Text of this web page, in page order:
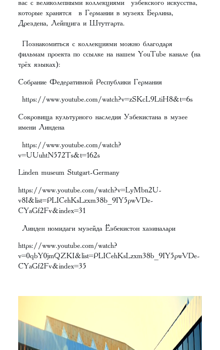
вас с великолепными коллекциями узбекского искусства,
которые хранятся в Германии в музеях Берлина,
Дрездена, Лейпцига и Штутгарта.
Познакомиться с коллекциями можно благодаря
фильмам проекта по ссылке на нашем YouTube канале (на
трёх языках):
Cобрание Федеративной Республики Германия
https://www.youtube.com/watch?v=zSKcL9LtiH8&t=6s
Сокровища культурного наследия Узбекистана в музее
имени Линдена
https://www.youtube.com/watch?
v=UUuhtN572Ts&t=162s
Linden museum Stutgart-Germany
https://www.youtube.com/watch?v=LyMbn2U-
v8I&list=PLICehKsLzxm38b_9IY5pwVDe-
CYaGf2Fv&index=31
Линден номидаги музейда Ўзбекистон хазиналари
https://www.youtube.com/watch?
v=0qbY0jmQZKI&list=PLICehKsLzxm38b_9IY5pwVDe-
CYaGf2Fv&index=35